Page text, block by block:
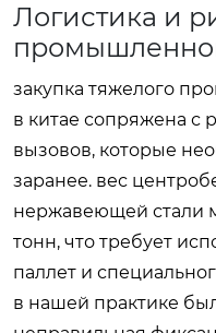
Логистика и
закупка тяжелого
в китае сопряжена с
вызовов, которые
заранее. вес
нержавеющей стали
тонн, что требует
паллет и
в нашей практике